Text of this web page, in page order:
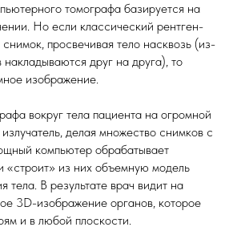
томографа базируется на
Но если классический рентген-
просвечивая тело насквозь (из-
накладываются друг на друга), то
изображение.
вокруг тела пациента на огромной
делая множество снимков с
компьютер обрабатывает
«строит» из них объемную модель
тела. В результате врач видит на
3D-изображение органов, которое
и в любой плоскости.